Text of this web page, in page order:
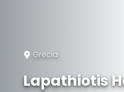
Grecia
Lapathiotis